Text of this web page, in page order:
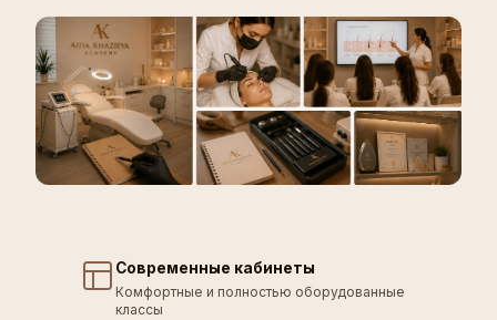
Современные кабинеты
Комфортные и полностью оборудованные
классы